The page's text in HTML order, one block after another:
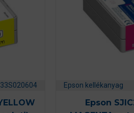
Epson kellékanyag
Epson